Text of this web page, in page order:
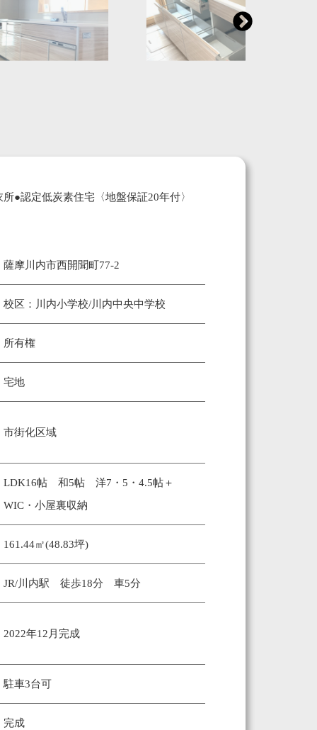
●認定低炭素住宅〈地盤保証20年付〉
薩摩川内市西開聞町77-2
校区：川内小学校/川内中央中学校
所有権
宅地
市街化区域
LDK16帖 和5帖 洋7・5・4.5帖＋
WIC・小屋裏収納
161.44㎡(48.83坪)
JR/川内駅 徒歩18分 車5分
2022年12月完成
駐車3台可
完成